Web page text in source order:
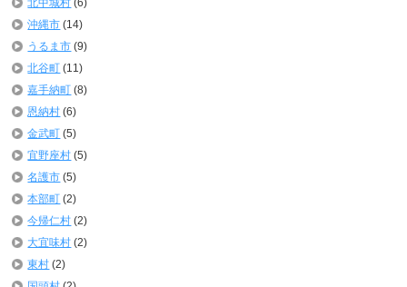
北中城村 (6)
沖縄市 (14)
うるま市 (9)
北谷町 (11)
嘉手納町 (8)
恩納村 (6)
金武町 (5)
宜野座村 (5)
名護市 (5)
本部町 (2)
今帰仁村 (2)
大宜味村 (2)
東村 (2)